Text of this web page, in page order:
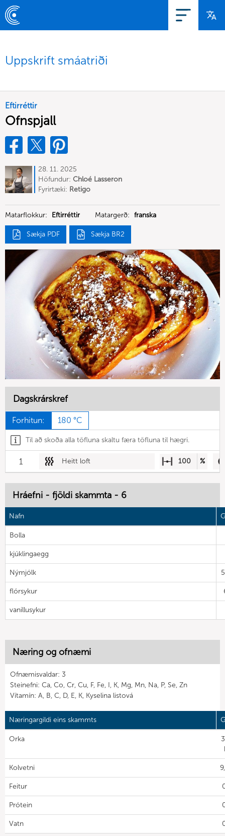
Uppskrift smáatriði
Eftirréttir
Ofnspjall
28. 11. 2025
Höfundur: Chloé Lasseron
Fyrirtæki: Retigo
Matarflokkur: Eftirréttir Matargerð: franska
Sækja PDF Sækja BR2
Dagskrárskref
Forhitun: 180 °C
Til að skoða alla töfluna skaltu færa töfluna til hægri.
1 Heitt loft 100 %
Hráefni - fjöldi skammta - 6
Nafn
Bolla
kjúklingaegg
Nýmjólk
flórsykur
vanillusykur
Næring og ofnæmi
Ofnæmisvaldar: 3
Steinefni: Ca, Co, Cr, Cu, F, Fe, I, K, Mg, Mn, Na, P, Se, Zn
Vítamín: A, B, C, D, E, K, Kyselina listová
Næringargildi eins skammts
Orka
Kolvetni
Feitur
Prótein
Vatn